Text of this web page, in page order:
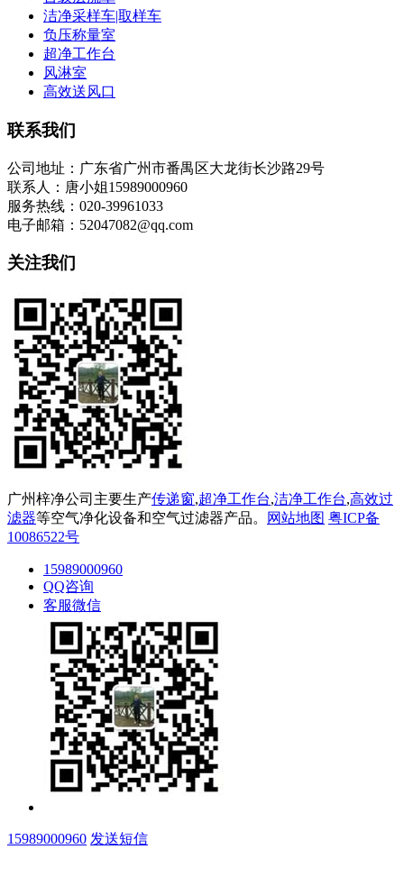
洁净采样车|取样车
负压称量室
超净工作台
风淋室
高效送风口
联系我们
公司地址：广东省广州市番禺区大龙街长沙路29号
联系人：唐小姐15989000960
服务热线：020-39961033
电子邮箱：52047082@qq.com
关注我们
广州梓净公司主要生产传递窗,超净工作台,洁净工作台,高效过
滤器等空气净化设备和空气过滤器产品。 网站地图 粤ICP备
10086522号
15989000960
QQ咨询
客服微信
15989000960 发送短信